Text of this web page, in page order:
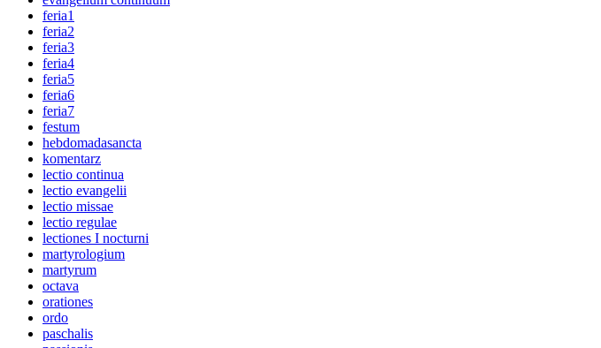
feria1
feria2
feria3
feria4
feria5
feria6
feria7
festum
hebdomadasancta
komentarz
lectio continua
lectio evangelii
lectio missae
lectio regulae
lectiones I nocturni
martyrologium
martyrum
octava
orationes
ordo
paschalis